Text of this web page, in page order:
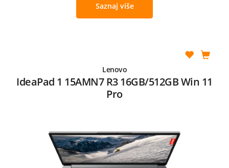
Saznaj više
Lenovo
IdeaPad 1 15AMN7 R3 16GB/512GB Win 11
Pro